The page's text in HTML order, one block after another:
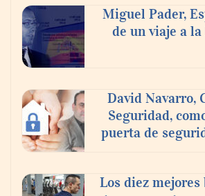
compromiso para el eclipse
agosto
Miguel Pader,
de un viaje a
David Navarro,
Seguridad,
puerta de
Los diez